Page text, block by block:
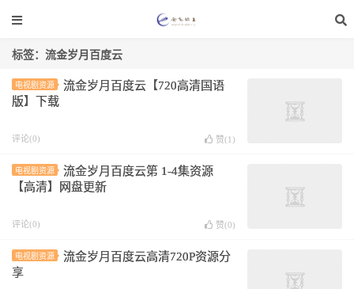
标签：流金岁月百度云
电视剧资源
流金岁月百度云【720高清国语
版】下载
评论(0) 赞(1 )
电视剧资源
流金岁月百度云第 1-4集资源
【高清】网盘更新
评论(0) 赞(0)
电视剧资源
流金岁月百度云高清720P资源分
享